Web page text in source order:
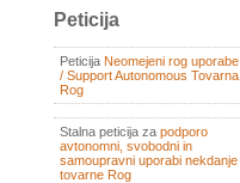
Peticija
Peticija Neomejeni rog uporabe
/ Support Autonomous Tovarna
Rog
Stalna peticija za podporo
avtonomni, svobodni in
samoupravni uporabi nekdanje
tovarne Rog